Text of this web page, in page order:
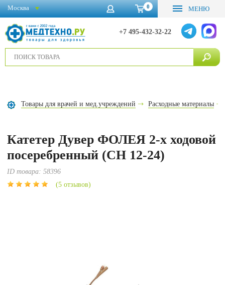
0 МЕНЮ
+7 495-432-32-22
Москва
Товары для врачей и мед.учреждений Расходные материалы
Катетер Дувер ФОЛЕЯ 2-х ходовой
посеребренный (CH 12-24)
ID товара:58396
(5 отзывов)